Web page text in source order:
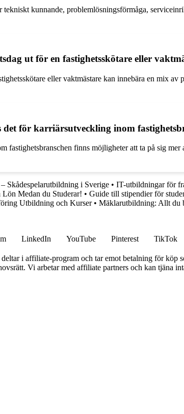
kunnande, problemlösningsförmåga,
ut för en fastighetsskötare eller
eller vaktmästare kan innebära en mix
för karriärsutveckling inom
fastighetsbranschen finns möjligheter att ta på sig
Skådespelarutbildning i Sverige • IT-utbildningar för
Medan du Studerar! • Guide till stipendier för
Utbildning och Kurser• Mäklarutbildning: Allt du
LinkedIn YouTube Pinterest TikTok
i affiliate-program och tar emot betalning för köp
Vi arbetar med affiliate partners och kan tjäna